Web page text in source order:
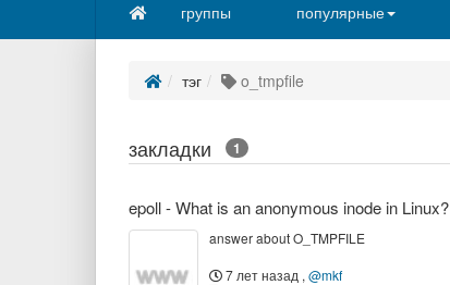
группы популярные
тэг o_tmpfile
закладки 1
epoll - What is an anonymous inode in
answer about O_TMPFILE
7 лет назад , @mkf